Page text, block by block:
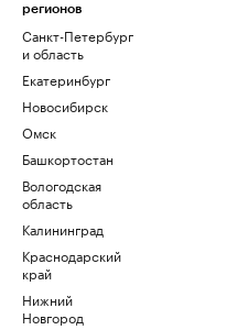
регионов
Санкт-Петербург
и область
Екатеринбург
Новосибирск
Омск
Башкортостан
Вологодская
область
Калининград
Краснодарский
край
Нижний
Новгород